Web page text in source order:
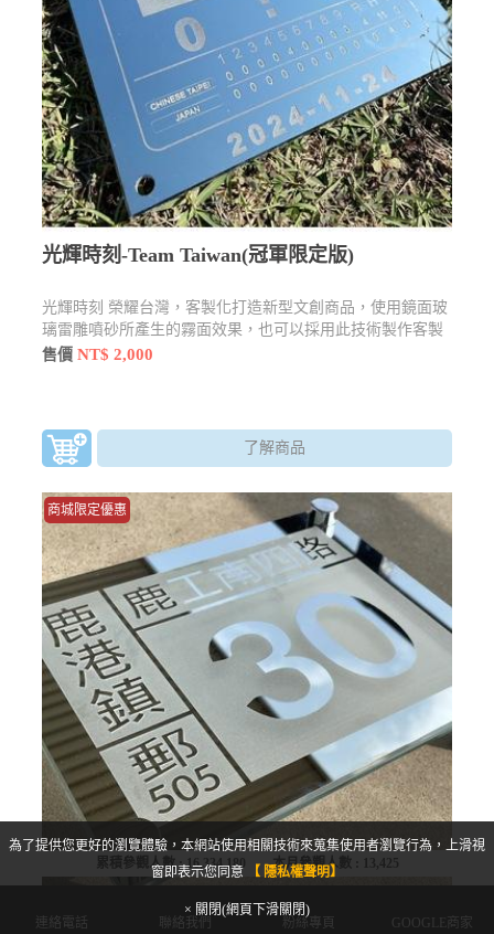
光輝時刻-Team Taiwan(冠軍限定版)
光輝時刻 榮耀台灣，客製化打造新型文創商品，使用鏡面玻
璃雷雕噴砂所產生的霧面效果，也可以採用此技術製作客製
化門牌，掛在家門口絕對是百戶之中最亮眼的一戶。
售價NT$ 2,000
了解商品
商城限定優惠
客製玻璃門牌(外島下單區)
為了提供您更好的瀏覽體驗，本網站使用相關技術來蒐集使用者瀏覽行為，上滑視
窗即表示您同意
【 隱私權聲明】
× 關閉(網頁下滑關閉)
累積參觀人數 :16,334,180 本月參觀人數 : 13,425
連絡電話 聯絡我們 粉絲專頁 GOOGLE商家